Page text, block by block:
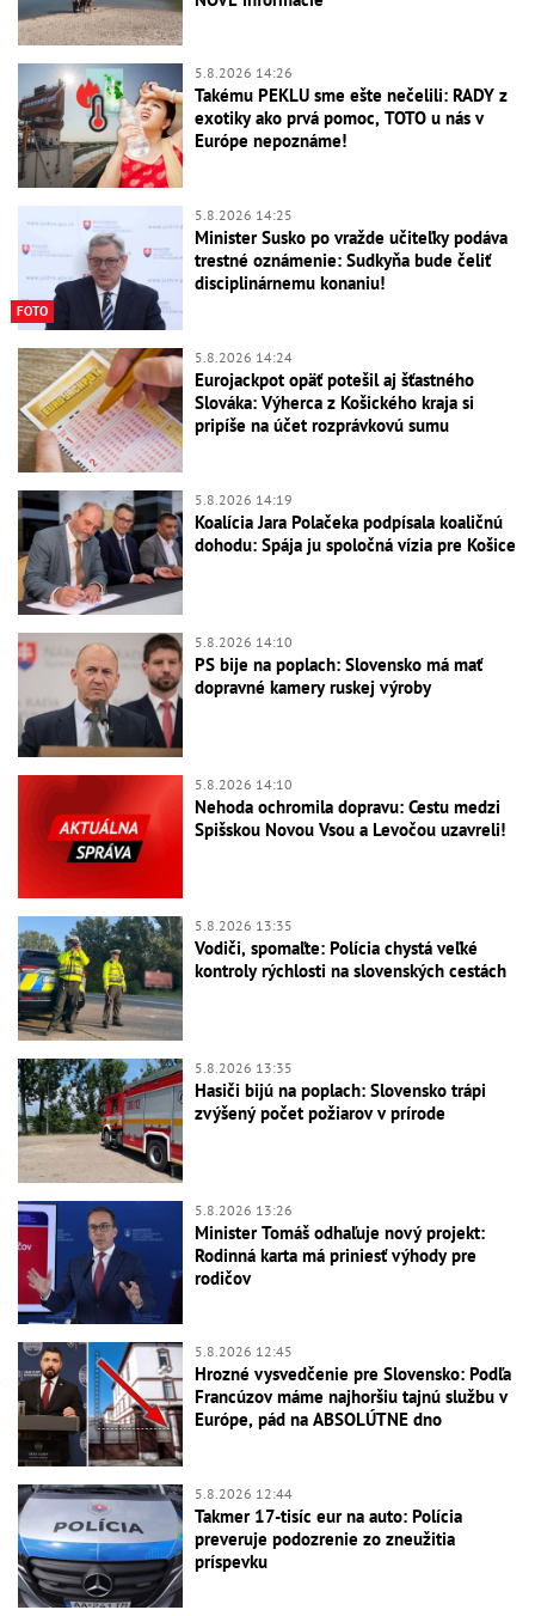
5.8.2026 14:26
Takému PEKLU sme ešte nečelili: RADY z
exotiky ako prvá pomoc, TOTO u nás v
Európe nepoznáme!
FOTO
5.8.2026 14:25
Minister Susko po vražde učiteľky podáva
trestné oznámenie: Sudkyňa bude čeliť
disciplinárnemu konaniu!
5.8.2026 14:24
Eurojackpot opäť potešil aj šťastného
Slováka: Výherca z Košického kraja si
pripíše na účet rozprávkovú sumu
5.8.2026 14:19
Koalícia Jara Polačeka podpísala koaličnú
dohodu: Spája ju spoločná vízia pre Košice
5.8.2026 14:10
PS bije na poplach: Slovensko má mať
dopravné kamery ruskej výroby
5.8.2026 14:10
Nehoda ochromila dopravu: Cestu medzi
Spišskou Novou Vsou a Levočou uzavreli!
5.8.2026 13:35
Vodiči, spomaľte: Polícia chystá veľké
kontroly rýchlosti na slovenských cestách
5.8.2026 13:35
Hasiči bijú na poplach: Slovensko trápi
zvýšený počet požiarov v prírode
5.8.2026 13:26
Minister Tomáš odhaľuje nový projekt:
Rodinná karta má priniesť výhody pre
rodičov
5.8.2026 12:45
Hrozné vysvedčenie pre Slovensko: Podľa
Francúzov máme najhoršiu tajnú službu v
Európe, pád na ABSOLÚTNE dno
5.8.2026 12:44
Takmer 17-tisíc eur na auto: Polícia
preveruje podozrenie zo zneužitia
príspevku